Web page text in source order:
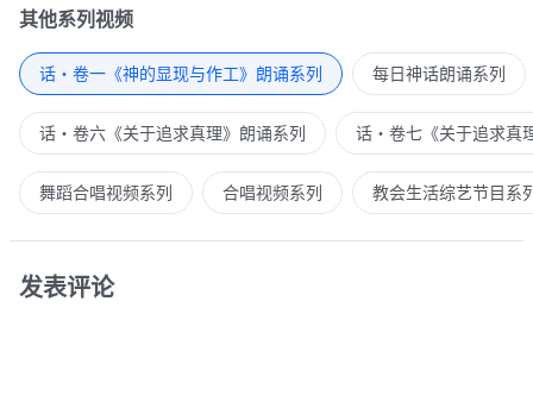
其他系列视频
话・卷一《神的显现与作工》朗诵系列 每日神话朗诵系列
话・卷六《关于追求真理》朗诵系列 话・卷七《关于追求真
舞蹈合唱视频系列 合唱视频系列 教会生活综艺节目系
发表评论